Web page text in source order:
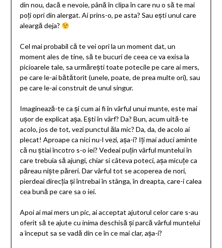
din nou, dacă e nevoie, până în clipa în care nu o să te mai
poți opri din alergat. Ai prins-o, pe asta? Sau ești unul care
aleargă deja?
Cel mai probabil că te vei opri la un moment dat, un
moment ales de tine, să te bucuri de ceea ce va exisa la
picioarele tale, sa urmărești toate potecile pe care ai mers,
pe care le-ai bătătorit (unele, poate, de prea multe ori), sau
pe care le-ai construit de unul singur.
Imaginează-te ca și cum ai fi în vârful unui munte, este mai
ușor de explicat așa. Ești în vârf? Da? Bun, acum uită-te
acolo, jos de tot, vezi punctul ăla mic? Da, da, de acolo ai
plecat! Aproape ca nici nu-l vezi, așa-i? Iți mai aduci aminte
că nu știai încotro s-o iei? Vedeai puțin vârful muntelui în
care trebuia să ajungi, chiar si câteva poteci, așa micuțe ca
păreau niște păreri. Dar vârful tot se acoperea de nori,
pierdeai direcția și întrebai în stânga, în dreapta, care-i calea
cea bună pe care sa o iei.
Apoi ai mai mers un pic, ai acceptat ajutorul celor care s-au
oferit să te ajute cu inima deschisă și parcă vârful muntelui
a început sa se vadă din ce în ce mai clar, așa-i?